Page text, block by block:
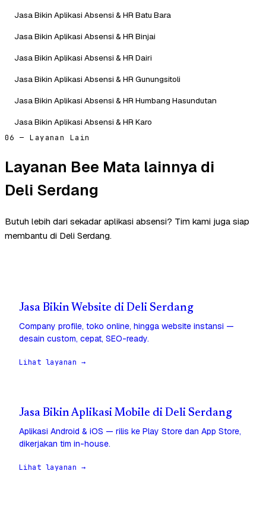
Jasa Bikin Aplikasi Absensi & HR Batu Bara
Jasa Bikin Aplikasi Absensi & HR Binjai
Jasa Bikin Aplikasi Absensi & HR Dairi
Jasa Bikin Aplikasi Absensi & HR Gunungsitoli
Jasa Bikin Aplikasi Absensi & HR Humbang Hasundutan
Jasa Bikin Aplikasi Absensi & HR Karo
06 — Layanan Lain
Layanan Bee Mata lainnya di
Deli Serdang
Butuh lebih dari sekadar aplikasi absensi? Tim kami juga siap
membantu di Deli Serdang.
Jasa Bikin Website di Deli Serdang
Company profile, toko online, hingga website instansi —
desain custom, cepat, SEO-ready.
Lihat layanan →
Jasa Bikin Aplikasi Mobile di Deli Serdang
Aplikasi Android & iOS — rilis ke Play Store dan App Store,
dikerjakan tim in-house.
Lihat layanan →